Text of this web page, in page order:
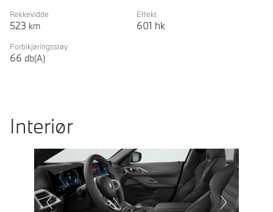
Rekkevidde
523 km
Effekt
601 hk
Forbikjøringsstøy
66 db(A)
Interiør
Prevoius